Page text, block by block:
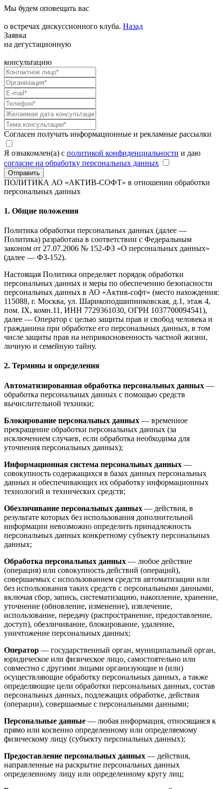
Мы будем оповещать вас
о встречах дискуссионного клуба. Назад
Заявка
на дегустационную
консультацию
Согласен получать информационные и рекламные рассылки
Я ознакомлен(а) с политикой конфиденциальности и даю
согласие на обработку персональных данных
Отправить
ПОЛИТИКА АО «АКТИВ-СОФТ» в отношении обработки
персональных данных
1. Общие положения
Политика обработки персональных данных (далее —
Политика) разработана в соответствии с Федеральным
законом от 27.07.2006 № 152-ФЗ «О персональных данных»
(далее — ФЗ-152).
Настоящая Политика определяет порядок обработки
персональных данных и меры по обеспечению безопасности
персональных данных в АО «Актив-софт» (место нахождения:
115088, г. Москва, ул. Шарикоподшипниковская, д.1, этаж 4,
пом. IX, комн.11, ИНН 7729361030, ОГРН 1037700094541),
далее — Оператор с целью защиты прав и свобод человека и
гражданина при обработке его персональных данных, в том
числе защиты прав на неприкосновенность частной жизни,
личную и семейную тайну.
2. Термины и определения
Автоматизированная обработка персональных данных —
обработка персональных данных с помощью средств
вычислительной техники;
Блокирование персональных данных — временное
прекращение обработки персональных данных (за
исключением случаев, если обработка необходима для
уточнения персональных данных);
Информационная система персональных данных —
совокупность содержащихся в базах данных персональных
данных и обеспечивающих их обработку информационных
технологий и технических средств;
Обезличивание персональных данных — действия, в
результате которых без использования дополнительной
информации невозможно определить принадлежность
персональных данных конкретному субъекту персональных
данных;
Обработка персональных данных — любое действие
(операция) или совокупность действий (операций),
совершаемых с использованием средств автоматизации или
без использования таких средств с персональными данными,
включая сбор, запись, систематизацию, накопление, хранение,
уточнение (обновление, изменение), извлечение,
использование, передачу (распространение, предоставление,
доступ), обезличивание, блокирование, удаление,
уничтожение персональных данных;
Оператор — государственный орган, муниципальный орган,
юридическое или физическое лицо, самостоятельно или
совместно с другими лицами организующие и (или)
осуществляющие обработку персональных данных, а также
определяющие цели обработки персональных данных, состав
персональных данных, подлежащих обработке, действия
(операции), совершаемые с персональными данными;
Персональные данные — любая информация, относящаяся к
прямо или косвенно определенному или определяемому
физическому лицу (субъекту персональных данных);
Предоставление персональных данных — действия,
направленные на раскрытие персональных данных
определенному лицу или определенному кругу лиц;